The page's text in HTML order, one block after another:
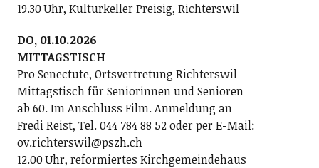
19.30 Uhr, Kulturkeller Preisig, Richterswil
DO, 01.10.2026
MITTAGSTISCH
Pro Senectute, Ortsvertretung Richterswil
Mittagstisch für Seniorinnen und Senioren
ab 60. Im Anschluss Film. Anmeldung an
Fredi Reist, Tel. 044 784 88 52 oder per E-Mail:
ov.richterswil@pszh.ch
12.00 Uhr, reformiertes Kirchgemeindehaus